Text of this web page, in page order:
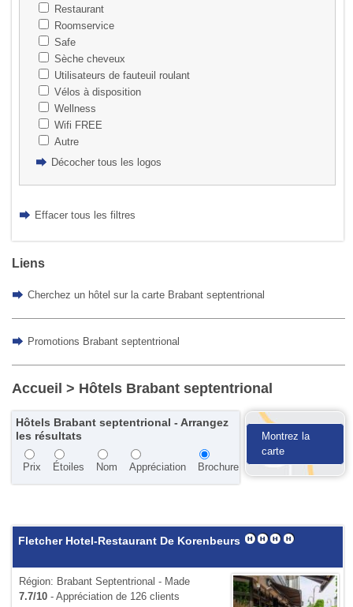
Restaurant
Roomservice
Safe
Sèche cheveux
Utilisateurs de fauteuil roulant
Vélos à disposition
Wellness
Wifi FREE
Autre
Décocher tous les logos
Effacer tous les filtres
Liens
Cherchez un hôtel sur la carte Brabant septentrional
Promotions Brabant septentrional
Accueil > Hôtels Brabant septentrional
Hôtels Brabant septentrional - Arrangez
les résultats
Prix Étoiles Nom Appréciation Brochure
Montrez la
carte
Fletcher Hotel-Restaurant De Korenbeurs
Région: Brabant Septentrional - Made
7.7/10- Appréciation de 126 clients